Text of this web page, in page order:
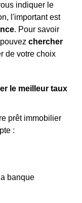
indiquer le
l'important est
. Pour savoir
chercher
de votre choix
le meilleur taux
prêt immobilier
:
banque